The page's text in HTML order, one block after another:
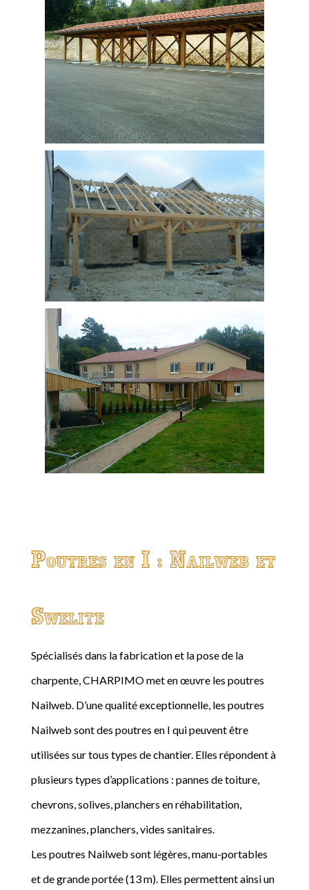
Poutres en I : Nailweb et
Swelite
Spécialisés dans la fabrication et la pose de la
charpente, CHARPIMO met en œuvre les poutres
Nailweb. D’une qualité exceptionnelle, les poutres
Nailweb sont des poutres en I qui peuvent être
utilisées sur tous types de chantier. Elles répondent à
plusieurs types d’applications : pannes de toiture,
chevrons, solives, planchers en réhabilitation,
mezzanines, planchers, vides sanitaires.
Les poutres Nailweb sont légères, manu-portables
et de grande portée (13 m). Elles permettent ainsi un